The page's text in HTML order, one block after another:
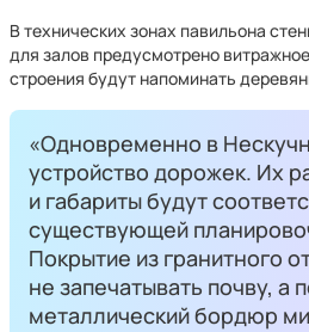
В технических зонах павильона
для залов предусмотрено
строения будут напоминать
«Одновременно в
устройство дорожек. Их
и габариты будут
существующей
Покрытие из гранитного
не запечатывать почву, а
металлический бордюр